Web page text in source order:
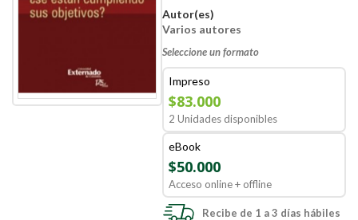
Autor(es)
Varios autores
Seleccione un formato
Impreso
$83.000
2 Unidades disponibles
eBook
$50.000
Acceso online + offline
Recibe de 1 a 3 días hábiles